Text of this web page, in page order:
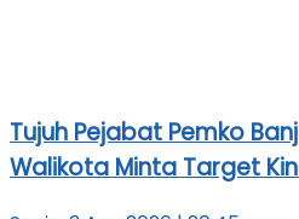
Tujuh Pejabat Pemko
Walikota Minta Target